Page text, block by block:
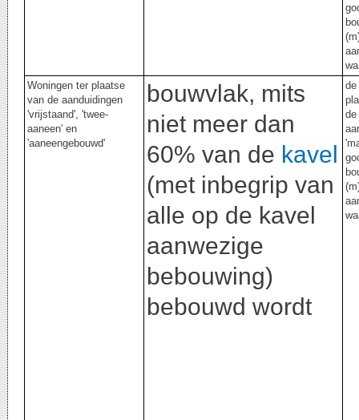
Woningen ter plaatse
van de aanduidingen
'vrijstaand', 'twee-
aaneen' en
'aaneengebouwd'
bouwvlak, mits
niet meer dan
60% van de kavel
(met inbegrip van
alle op de kavel
aanwezige
bebouwing)
bebouwd wordt
de
de